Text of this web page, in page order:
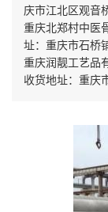
庆市江北区观音
重庆北郑村中医
址：重庆市石桥
重庆润靓工艺品
收货地址：重庆